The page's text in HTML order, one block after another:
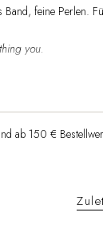
Band, feine Perlen.
you.
ab 150 €